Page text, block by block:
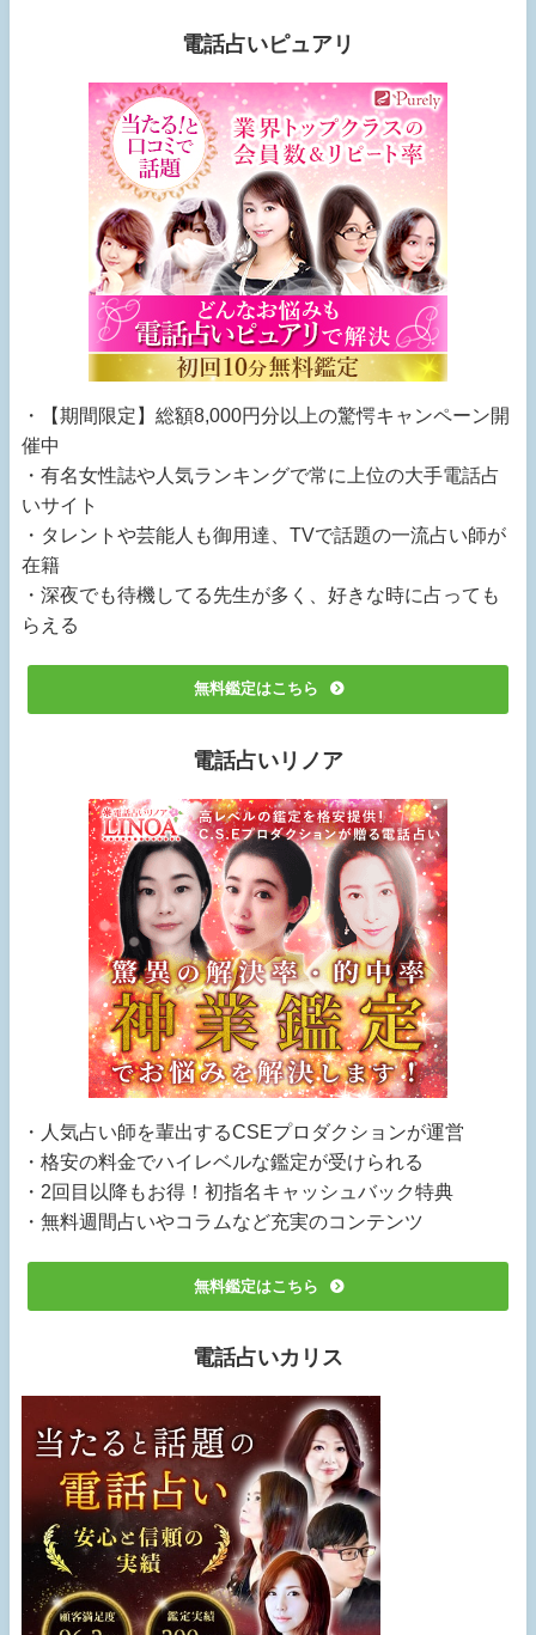
電話占いピュアリ
・【期間限定】総額8,000円分以上の驚愕キャンペーン開
催中
・有名女性誌や人気ランキングで常に上位の大手電話占
いサイト
・タレントや芸能人も御用達、TVで話題の一流占い師が
在籍
・深夜でも待機してる先生が多く、好きな時に占っても
らえる
無料鑑定はこちら
電話占いリノア
・人気占い師を輩出するCSEプロダクションが運営
・格安の料金でハイレベルな鑑定が受けられる
・2回目以降もお得！初指名キャッシュバック特典
・無料週間占いやコラムなど充実のコンテンツ
無料鑑定はこちら
電話占いカリス